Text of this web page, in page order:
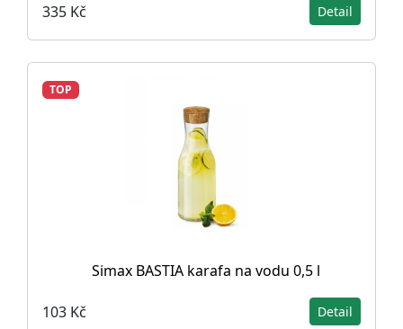
335 Kč Detail
TOP
Simax BASTIA karafa na vodu 0,5 l
103 Kč Detail